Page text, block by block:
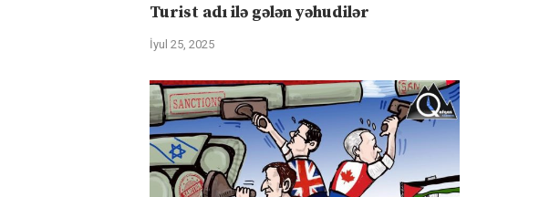
Turist adı ilə gələn yəhudilər
İyul 25, 2025